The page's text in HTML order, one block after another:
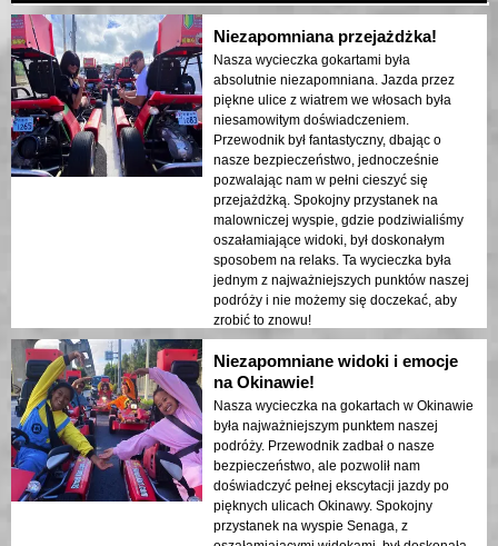
Niezapomniana przejażdżka!
Nasza wycieczka gokartami była
absolutnie niezapomniana. Jazda przez
piękne ulice z wiatrem we włosach była
niesamowitym doświadczeniem.
Przewodnik był fantastyczny, dbając o
nasze bezpieczeństwo, jednocześnie
pozwalając nam w pełni cieszyć się
przejażdżką. Spokojny przystanek na
malowniczej wyspie, gdzie podziwialiśmy
oszałamiające widoki, był doskonałym
sposobem na relaks. Ta wycieczka była
jednym z najważniejszych punktów naszej
podróży i nie możemy się doczekać, aby
zrobić to znowu!
Niezapomniane widoki i emocje
na Okinawie!
Nasza wycieczka na gokartach w Okinawie
była najważniejszym punktem naszej
podróży. Przewodnik zadbał o nasze
bezpieczeństwo, ale pozwolił nam
doświadczyć pełnej ekscytacji jazdy po
pięknych ulicach Okinawy. Spokojny
przystanek na wyspie Senaga, z